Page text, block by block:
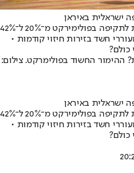
ישראלית באיראן
תוך חמש דקות בלבד קפצה הסבירות לתקיפה בפולימירקט מ־20% ל־42%
חשד בזירות חיזוי קודמות •
החשוד בפולימרקט. צילום:
ישראלית באיראן
תוך חמש דקות בלבד קפצה הסבירות לתקיפה בפולימירקט מ־20% ל־42%
חשד בזירות חיזוי קודמות •